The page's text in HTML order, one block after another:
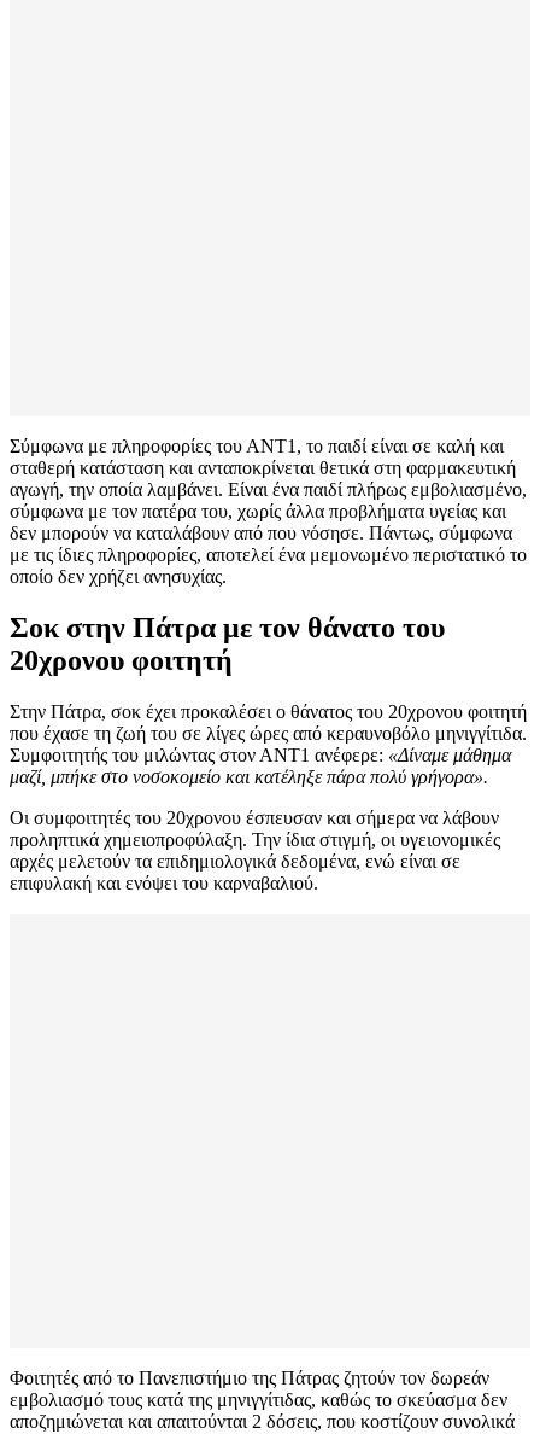
Σύμφωνα με πληροφορίες του ΑΝΤ1, το παιδί είναι σε καλή και
σταθερή κατάσταση και ανταποκρίνεται θετικά στη φαρμακευτική
αγωγή, την οποία λαμβάνει. Είναι ένα παιδί πλήρως εμβολιασμένο,
σύμφωνα με τον πατέρα του, χωρίς άλλα προβλήματα υγείας και
δεν μπορούν να καταλάβουν από που νόσησε. Πάντως, σύμφωνα
με τις ίδιες πληροφορίες, αποτελεί ένα μεμονωμένο περιστατικό το
οποίο δεν χρήζει ανησυχίας.
Σοκ στην Πάτρα με τον θάνατο του
20χρονου φοιτητή
Στην Πάτρα, σοκ έχει προκαλέσει ο θάνατος του 20χρονου φοιτητή
που έχασε τη ζωή του σε λίγες ώρες από κεραυνοβόλο μηνιγγίτιδα.
Συμφοιτητής του μιλώντας στον ΑΝΤ1 ανέφερε: «Δίναμε μάθημα
μαζί, μπήκε στο νοσοκομείο και κατέληξε πάρα πολύ γρήγορα».
Οι συμφοιτητές του 20χρονου έσπευσαν και σήμερα να λάβουν
προληπτικά χημειοπροφύλαξη. Την ίδια στιγμή, οι υγειονομικές
αρχές μελετούν τα επιδημιολογικά δεδομένα, ενώ είναι σε
επιφυλακή και ενόψει του καρναβαλιού.
Φοιτητές από το Πανεπιστήμιο της Πάτρας ζητούν τον δωρεάν
εμβολιασμό τους κατά της μηνιγγίτιδας, καθώς το σκεύασμα δεν
αποζημιώνεται και απαιτούνται 2 δόσεις, που κοστίζουν συνολικά